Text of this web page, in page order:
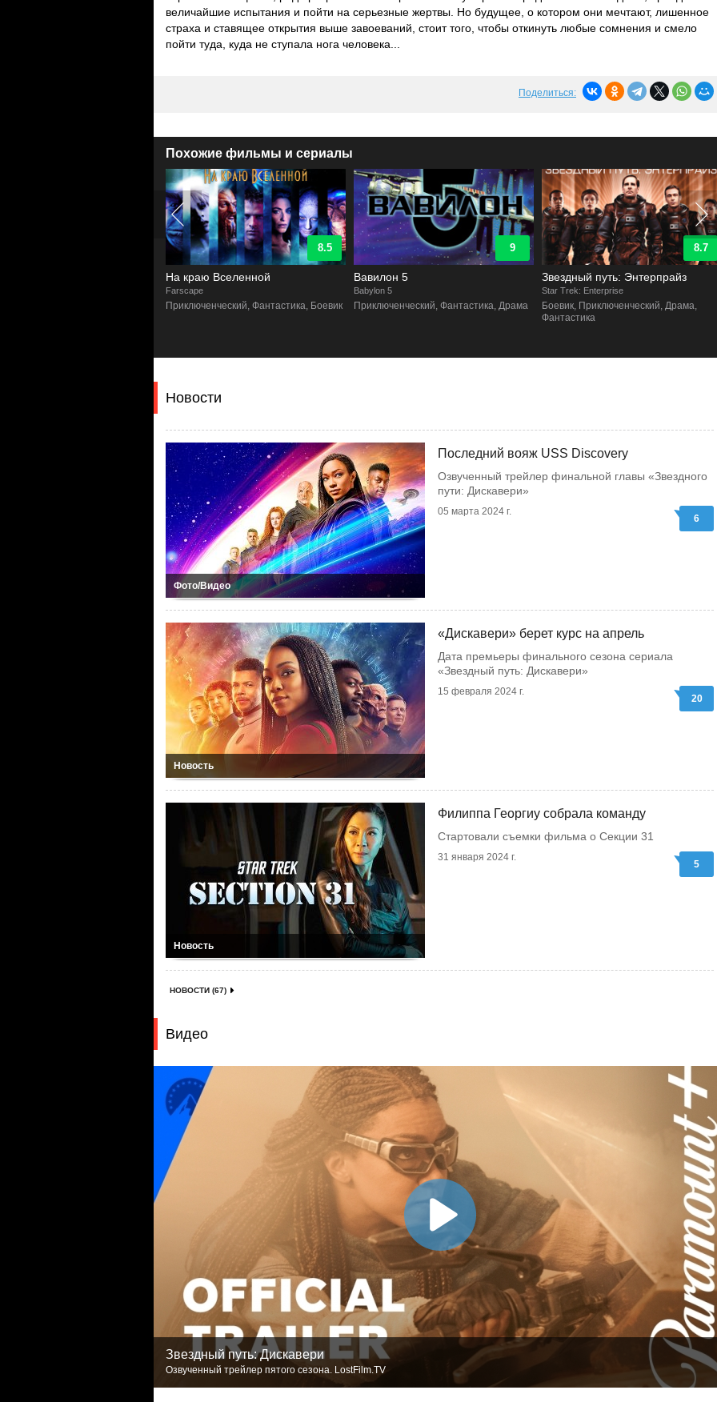
величайшие испытания и пойти на серьезные жертвы. Но будущее, о котором они мечтают, лишенное
страха и ставящее открытия выше завоеваний, стоит того, чтобы откинуть любые сомнения и смело
пойти туда, куда не ступала нога человека...
Поделиться:
Похожие фильмы и сериалы
8.5
На краю Вселенной
Farscape
Приключенческий, Фантастика, Боевик
9
Вавилон 5
Babylon 5
Приключенческий, Фантастика, Драма
8.7
Звездный путь: Энтерпрайз
Star Trek: Enterprise
Боевик, Приключенческий, Драма,
Фантастика
Новости
Фото/Видео
Последний вояж USS Discovery
Озвученный трейлер финальной главы «Звездного
пути: Дискавери»
05 марта 2024 г.
6
Новость
«Дискавери» берет курс на апрель
Дата премьеры финального сезона сериала
«Звездный путь: Дискавери»
15 февраля 2024 г.
20
Новость
Филиппа Георгиу собрала команду
Стартовали съемки фильма о Секции 31
31 января 2024 г.
5
НОВОСТИ (67)
Видео
Звездный путь: Дискавери
Озвученный трейлер пятого сезона. LostFilm.TV